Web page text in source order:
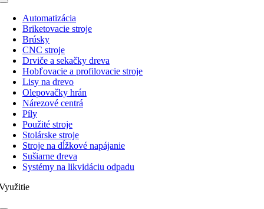
Toggle
NavigationAutomatizácia
Briketovacie stroje
Brúsky
CNC stroje
Drviče a sekačky dreva
Hobľovacie a profilovacie stroje
Lisy na drevo
Olepovačky hrán
Nárezové centrá
Píly
Použité stroje
Stolárske stroje
Stroje na dĺžkové napájanie
Sušiarne dreva
Systémy na likvidáciu odpadu